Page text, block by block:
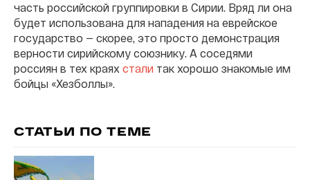
часть российской группировки в Сирии. Вряд ли она
будет использована для нападения на еврейское
государство — скорее, это просто демонстрация
верности сирийскому союзнику. А соседями
россиян в тех краях стали так хорошо знакомые им
бойцы «Хезболлы».
СТАТЬИ ПО ТЕМЕ